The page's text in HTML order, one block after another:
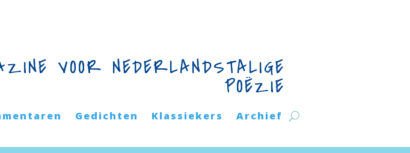
VOOR NEDERLANDSTALIGE
POËZIE
Gedichten Klassiekers Archief